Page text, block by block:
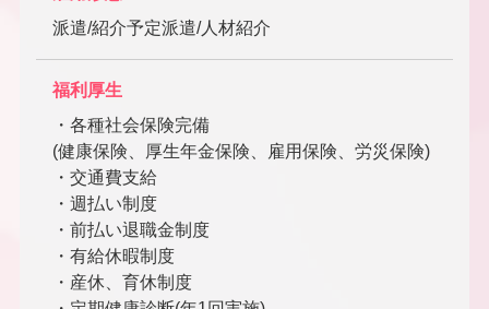
派遣/紹介予定派遣/人材紹介
福利厚生
・各種社会保険完備
(健康保険、厚生年金保険、雇用保険、労災保険)
・交通費支給
・週払い制度
・前払い退職金制度
・有給休暇制度
・産休、育休制度